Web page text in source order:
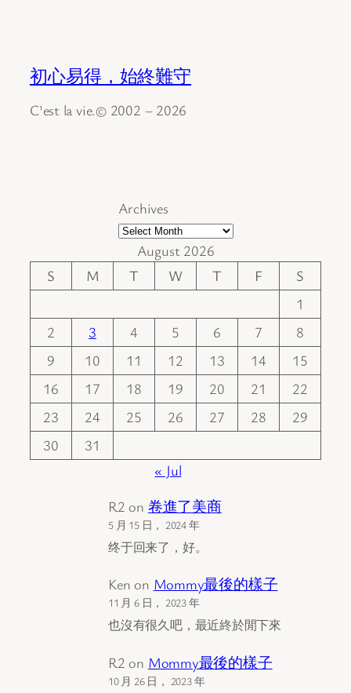
初心易得，始終難守
C'est la vie.© 2002 – 2026
Archives
August 2026
S
M T W T F
S
1
2
3 4 5 6 7
8
9
10 11 12 13 14
15
16
17 18 19 20 21
22
23
24 25 26 27 28
29
30
31
« Jul
R2 on 卷進了美商
5 月 15 日， 2024 年
终于回来了，好。
Ken on Mommy最後的樣子
11 月 6 日， 2023 年
也沒有很久吧，最近終於閒下來
R2 on Mommy最後的樣子
10 月 26 日， 2023 年